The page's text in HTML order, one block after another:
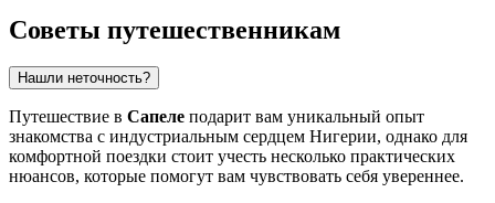
Советы путешественникам
Нашли неточность?
Путешествие в Сапеле подарит вам уникальный опыт
знакомства с индустриальным сердцем Нигерии, однако для
комфортной поездки стоит учесть несколько практических
нюансов, которые помогут вам чувствовать себя увереннее.